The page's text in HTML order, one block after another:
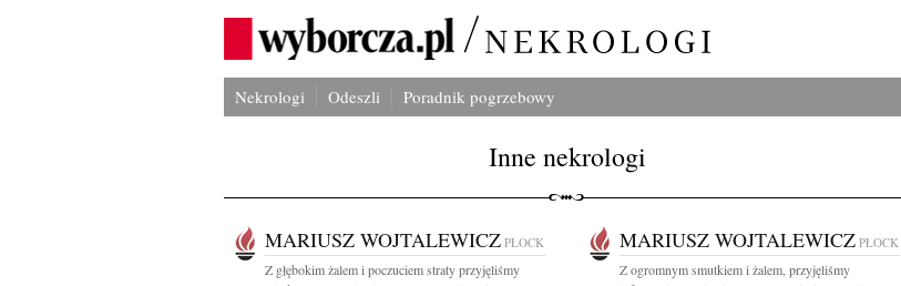
Nekrologi Odeszli Poradnik pogrzebowy
Inne nekrologi
MARIUSZ WOJTALEWICZ PŁOCK
Z głębokim żalem i poczuciem straty przyjęliśmy
MARIUSZ WOJTALEWICZ PŁOCK
Z ogromnym smutkiem i żalem, przyjęliśmy